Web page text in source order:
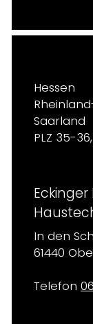
Hessen
Saarland
PLZ 35-
In den
61440
Telefon